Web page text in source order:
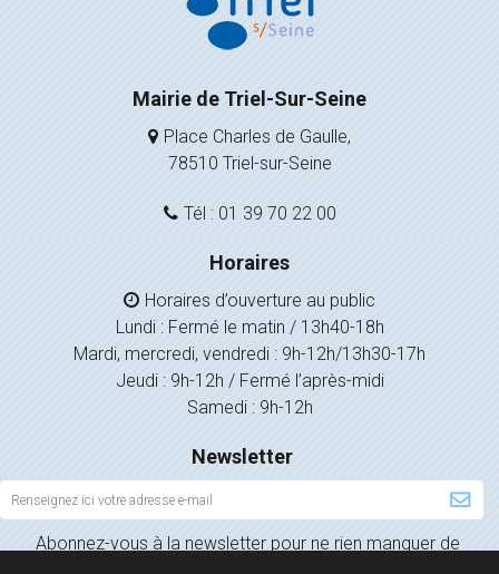
Mairie de Triel-Sur-Seine
Place Charles de Gaulle,
78510 Triel-sur-Seine
Tél : 01 39 70 22 00
Horaires
Horaires d’ouverture au public
Lundi : Fermé le matin / 13h40-18h
Mardi, mercredi, vendredi : 9h-12h/13h30-17h
Jeudi : 9h-12h / Fermé l’après-midi
Samedi : 9h-12h
Newsletter
Inscription
à
la
Abonnez-vous à la newsletter pour ne rien manquer de